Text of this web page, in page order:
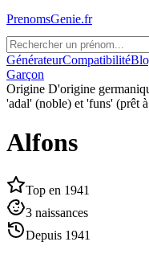
PrenomsGenie.fr
GénérateurCompatibilité
Garçon
Origine D'origine
'adal' (noble) et 'funs' (prêt
Alfons
Top en 1941
3 naissances
Depuis 1941